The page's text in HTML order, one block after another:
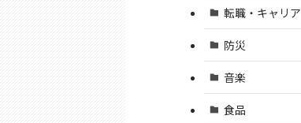
転職・キャリア
防災
音楽
食品